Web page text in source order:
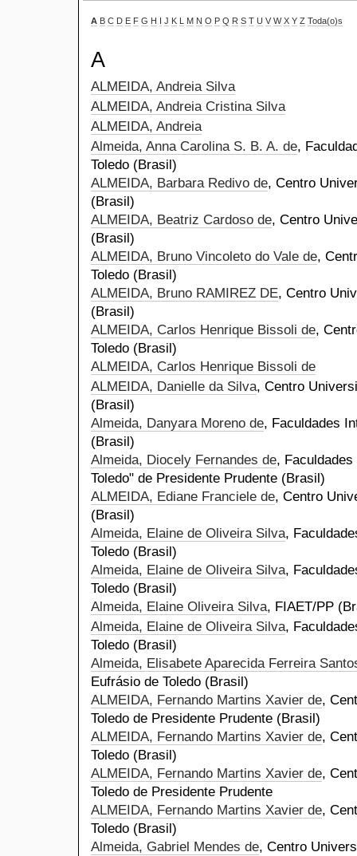
A B C D E F G H I J K L M N O P Q R S T U V W X Y Z Toda(o)s
A
ALMEIDA, Andreia Silva
ALMEIDA, Andreia Cristina Silva
ALMEIDA, Andreia
Almeida, Anna Carolina S. B. A. de,
Toledo (Brasil)
ALMEIDA, Barbara Redivo de, Centro
(Brasil)
ALMEIDA, Beatriz Cardoso de, Centro
(Brasil)
ALMEIDA, Bruno Vincoleto do Vale de,
Toledo (Brasil)
ALMEIDA, Bruno RAMIREZ DE, Centro
(Brasil)
ALMEIDA, Carlos Henrique Bissoli de,
Toledo (Brasil)
ALMEIDA, Carlos Henrique Bissoli de
ALMEIDA, Danielle da Silva, Centro
(Brasil)
Almeida, Danyara Moreno de, Faculdades
(Brasil)
Almeida, Diocely Fernandes de,
Toledo" de Presidente Prudente (Brasil)
ALMEIDA, Ediane Franciele de, Centro
(Brasil)
Almeida, Elaine de Oliveira Silva,
Toledo (Brasil)
Almeida, Elaine de Oliveira Silva,
Toledo (Brasil)
Almeida, Elaine Oliveira Silva, FIAET/PP
Almeida, Elaine de Oliveira Silva,
Toledo (Brasil)
Almeida, Elisabete Aparecida Ferreira
Eufrásio de Toledo (Brasil)
ALMEIDA, Fernando Martins Xavier de,
Toledo de Presidente Prudente (Brasil)
ALMEIDA, Fernando Martins Xavier de,
Toledo (Brasil)
ALMEIDA, Fernando Martins Xavier de,
Toledo de Presidente Prudente
ALMEIDA, Fernando Martins Xavier de,
Toledo (Brasil)
Almeida, Gabriel Mendes de, Centro